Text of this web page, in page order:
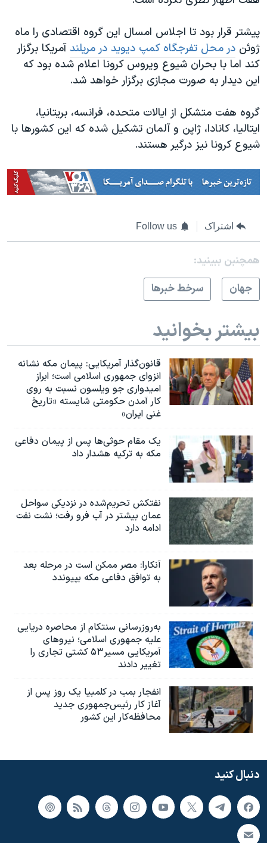
پیشتر قرار بود تا اجلاس امسال این گروه اقتصادی را ماه
ژوئن در محل تفرجگاه کمپ دیوید در مریلندآمریکا برگزار
کند اما با بحران شیوع ویروس کرونا اعلام شده بود که
این دیدار به صورت مجازی برگزار خواهد شد.
گروه هفت متشکل از ایالات متحده، فرانسه، بریتانیا،
ایتالیا، کانادا، ژاپن و آلمان تشکیل شده که این کشورها با
شیوع کرونا نیز درگیر هستند.
اشتراک Follow us
همچنبن ببینید:
جهان
سرخط خبرها
بیشتر بخوانید
قانون‌گذار آمریکایی: پیمان مکه نشانه
انزوای جمهوری اسلامی است؛ ابراز
امیدواری جو ویلسون نسبت به روی
کار آمدن حکومتی شایسته «تاریخ
غنی ایران»
یک مقام حوثی‌ها پس از پیمان دفاعی
مکه به ترکیه هشدار داد
نفتکش تحریم‌شده در نزدیکی سواحل
عمان بیشتر در آب فرو رفت؛ نشت نفت
ادامه دارد
آنکارا: مصر ممکن است در مرحله بعد
به توافق دفاعی مکه بپیوندد
به‌روزرسانی سنتکام از محاصره دریایی
علیه جمهوری اسلامی؛ نیروهای
آمریکایی مسیر۵۳ کشتی تجاری را
تغییر دادند
انفجار بمب‌‌ در کلمبیا یک روز پس از
آغاز کار رئیس‌جمهوری جدید
محافظه‌کار این کشور
دنبال کنید